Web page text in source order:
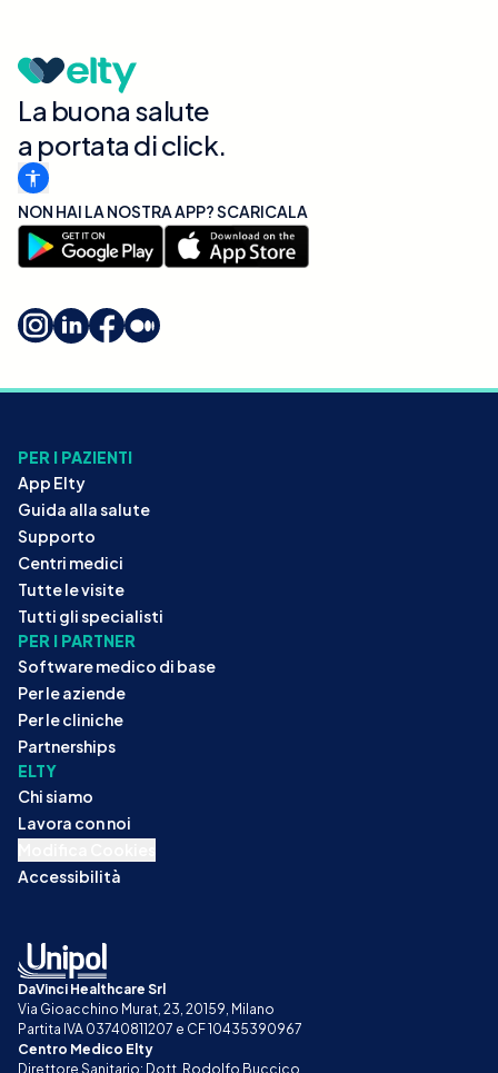
La buona salute
a portata di click.
NON HAI LA NOSTRA APP? SCARICALA
PER I PAZIENTI
App Elty
Guida alla salute
Supporto
Centri medici
Tutte le visite
Tutti gli specialisti
PER I PARTNER
Software medico di base
Per le aziende
Per le cliniche
Partnerships
ELTY
Chi siamo
Lavora con noi
Accessibilità
DaVinci Healthcare Srl
Via Gioacchino Murat, 23, 20159, Milano
Partita IVA 03740811207 e CF 10435390967
Centro Medico Elty
Direttore Sanitario: Dott. Rodolfo Buccico